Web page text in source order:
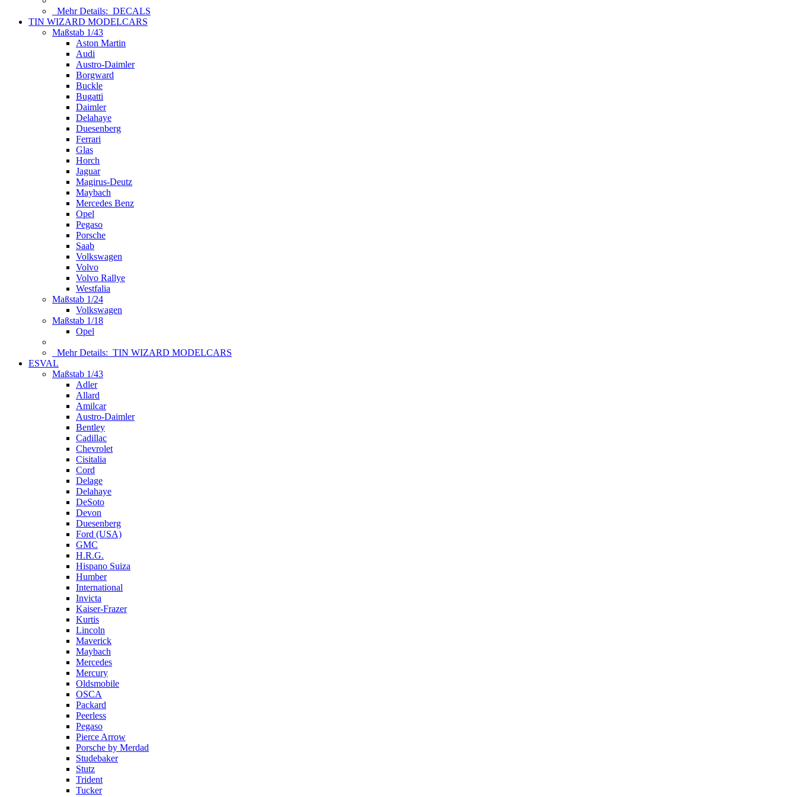
Mehr Details: DECALS
TIN WIZARD MODELCARS
Maßstab 1/43
Aston Martin
Audi
Austro-Daimler
Borgward
Buckle
Bugatti
Daimler
Delahaye
Duesenberg
Ferrari
Glas
Horch
Jaguar
Magirus-Deutz
Maybach
Mercedes Benz
Opel
Pegaso
Porsche
Saab
Volkswagen
Volvo
Volvo Rallye
Westfalia
Maßstab 1/24
Volkswagen
Maßstab 1/18
Opel
Mehr Details: TIN WIZARD MODELCARS
ESVAL
Maßstab 1/43
Adler
Allard
Amilcar
Austro-Daimler
Bentley
Cadillac
Chevrolet
Cisitalia
Cord
Delage
Delahaye
DeSoto
Devon
Duesenberg
Ford (USA)
GMC
H.R.G.
Hispano Suiza
Humber
International
Invicta
Kaiser-Frazer
Kurtis
Lincoln
Maverick
Maybach
Mercedes
Mercury
Oldsmobile
OSCA
Packard
Peerless
Pegaso
Pierce Arrow
Porsche by Merdad
Studebaker
Stutz
Trident
Tucker